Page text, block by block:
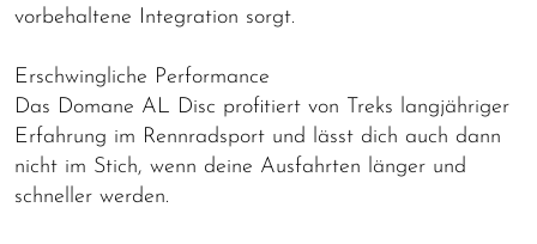
vorbehaltene Integration sorgt.
Erschwingliche Performance
Das Domane AL Disc profitiert von Treks langjähriger
Erfahrung im Rennradsport und lässt dich auch dann
nicht im Stich, wenn deine Ausfahrten länger und
schneller werden.